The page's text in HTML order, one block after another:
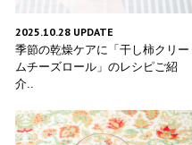
2025.10.28 UPDATE
季節の乾燥ケアに「干し柿クリー
ムチーズロール」のレシピご紹
介..